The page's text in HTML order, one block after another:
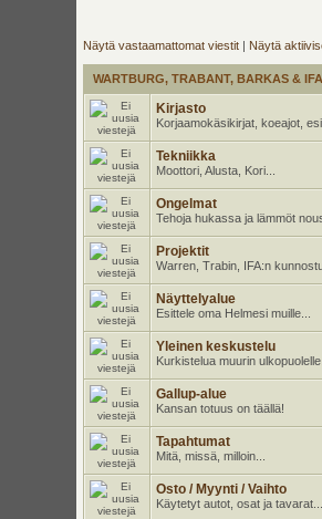
Näytä vastaamattomat viestit| Näytä
WARTBURG, TRABANT, BARKAS & IFA
Kirjasto
Korjaamokäsikirjat, koeajot,
Tekniikka
Moottori, Alusta, Kori...
Ongelmat
Tehoja hukassa ja lämmöt
Projektit
Warren, Trabin, IFA:n
Näyttelyalue
Esittele oma Helmesi muille...
Yleinen keskustelu
Kurkistelua muurin
Gallup-alue
Kansan totuus on täällä!
Tapahtumat
Mitä, missä, milloin...
Osto / Myynti / Vaihto
Käytetyt autot, osat ja tavarat...